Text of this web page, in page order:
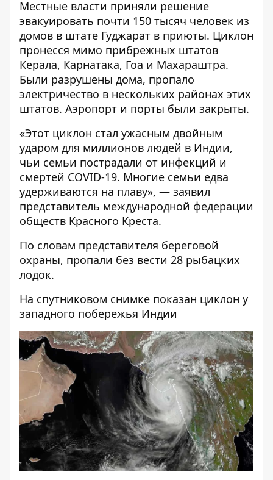
Местные власти приняли решение
эвакуировать почти 150 тысяч человек из
домов в штате Гуджарат в приюты. Циклон
пронесся мимо прибрежных штатов
Керала, Карнатака, Гоа и Махараштра.
Были разрушены дома, пропало
электричество в нескольких районах этих
штатов. Аэропорт и порты были закрыты.
«Этот циклон стал ужасным двойным
ударом для миллионов людей в Индии,
чьи семьи пострадали от инфекций и
смертей COVID-19. Многие семьи едва
удерживаются на плаву», — заявил
представитель международной федерации
обществ Красного Креста.
По словам представителя береговой
охраны, пропали без вести 28 рыбацких
лодок.
На спутниковом снимке показан циклон у
западного побережья Индии